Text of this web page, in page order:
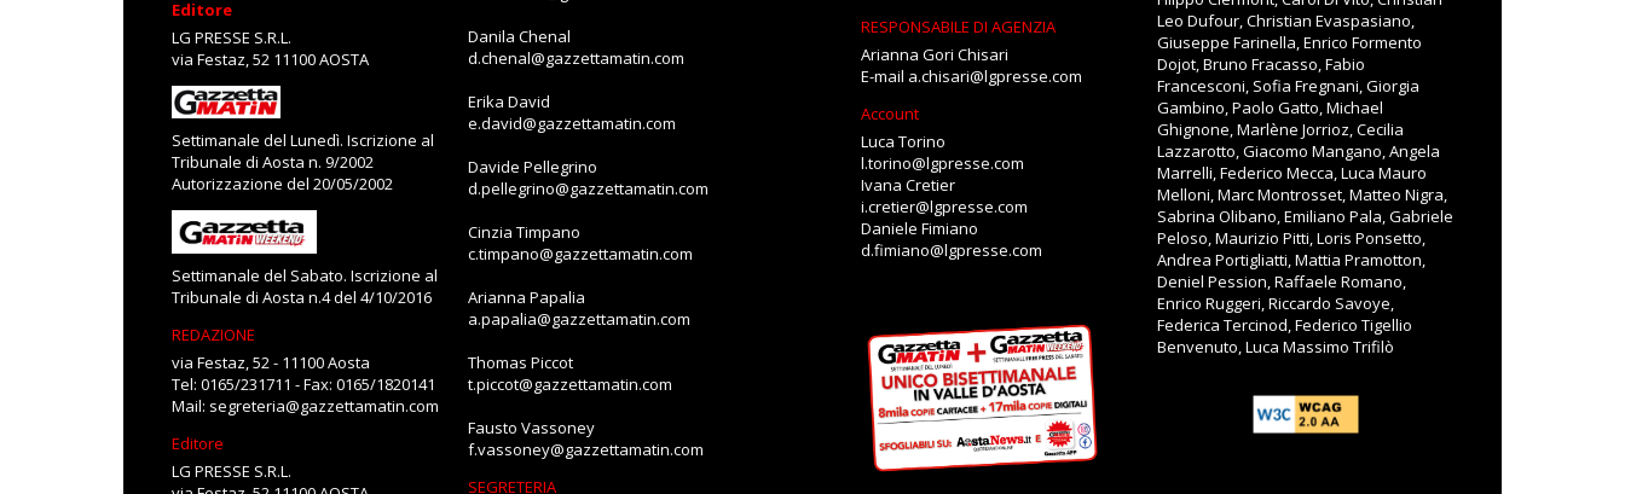
Editore
LG PRESSE S.R.L.
via Festaz, 52 11100 AOSTA
Settimanale del Lunedì. Iscrizione al
Tribunale di Aosta n. 9/2002
Autorizzazione del 20/05/2002
Settimanale del Sabato. Iscrizione al
Tribunale di Aosta n.4 del 4/10/2016
REDAZIONE
via Festaz, 52 - 11100 Aosta
Tel: 0165/231711 - Fax: 0165/1820141
Mail: segreteria@gazzettamatin.com
Editore
LG PRESSE S.R.L.
Danila Chenal
d.chenal@gazzettamatin.com
Erika David
e.david@gazzettamatin.com
Davide Pellegrino
d.pellegrino@gazzettamatin.com
Cinzia Timpano
c.timpano@gazzettamatin.com
Arianna Papalia
a.papalia@gazzettamatin.com
Thomas Piccot
t.piccot@gazzettamatin.com
Fausto Vassoney
f.vassoney@gazzettamatin.com
SEGRETERIA
RESPONSABILE DI AGENZIA
Arianna Gori Chisari
E-mail a.chisari@lgpresse.com
Account
Luca Torino
l.torino@lgpresse.com
Ivana Cretier
i.cretier@lgpresse.com
Daniele Fimiano
d.fimiano@lgpresse.com
Leo Dufour, Christian Evaspasiano,
Giuseppe Farinella, Enrico Formento
Dojot, Bruno Fracasso, Fabio
Francesconi, Sofia Fregnani, Giorgia
Gambino, Paolo Gatto, Michael
Ghignone, Marlène Jorrioz, Cecilia
Lazzarotto, Giacomo Mangano, Angela
Marrelli, Federico Mecca, Luca Mauro
Melloni, Marc Montrosset, Matteo Nigra,
Sabrina Olibano, Emiliano Pala, Gabriele
Peloso, Maurizio Pitti, Loris Ponsetto,
Andrea Portigliatti, Mattia Pramotton,
Deniel Pession, Raffaele Romano,
Enrico Ruggeri, Riccardo Savoye,
Federica Tercinod, Federico Tigellio
Benvenuto, Luca Massimo Trifilò